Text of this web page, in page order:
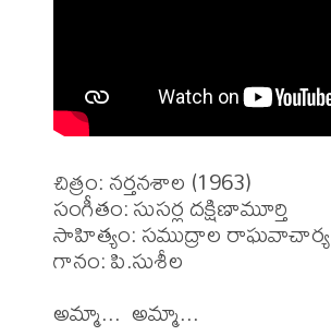
చిత్రం: నర్తనశాల (1963)
సంగీతం: సుసర్ల దక్షిణామూర్తి
సాహిత్యం: సముద్రాల రాఘవాచార్య
గానం: పి.సుశీల
అమ్మా...  అమ్మా...